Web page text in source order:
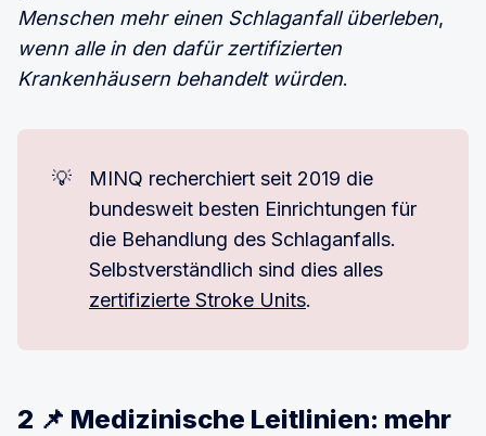
Menschen mehr einen Schlaganfall überleben,
wenn alle in den dafür zertifizierten
Krankenhäusern behandelt würden.
💡
MINQ recherchiert seit 2019 die
bundesweit besten Einrichtungen für
die Behandlung des Schlaganfalls.
Selbstverständlich sind dies alles
zertifizierte Stroke Units.
2 📌 Medizinische Leitlinien: mehr